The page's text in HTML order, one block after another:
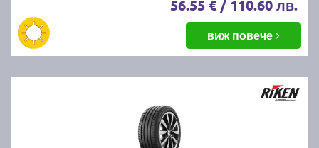
56.55 € / 110.60 лв.
виж повече